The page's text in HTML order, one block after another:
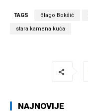
TAGS Blago Bokšić
stara kamena kuća
NAJNOVIJE